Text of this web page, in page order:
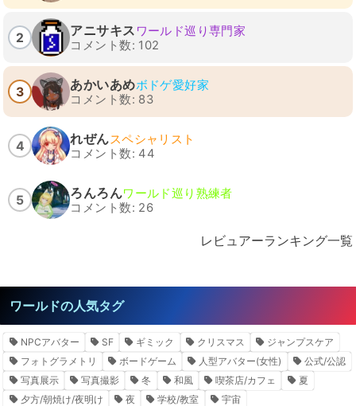
2 アニサキス ワールド巡り専門家
コメント数: 102
3 あかいあめボドゲ愛好家
コメント数: 83
4 れぜんスペシャリスト
コメント数: 44
5 ろんろんワールド巡り熟練者
コメント数: 26
レビュアーランキング一覧
ワールドの人気タグ
NPCアバター SF ギミック クリスマス
ジャンプスケア
フォトグラメトリ
ボードゲーム 人型アバター(女性)
公式/公認
写真展示
写真撮影 冬 和風 喫茶店/カフェ
夏
夕方/朝焼け/夜明け
夜 学校/教室
宇宙